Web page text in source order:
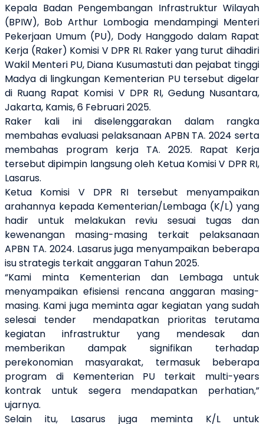
Kepala Badan Pengembangan Infrastruktur Wilayah
(BPIW), Bob Arthur Lombogia mendampingi Menteri
Pekerjaan Umum (PU), Dody Hanggodo dalam Rapat
Kerja (Raker) Komisi V DPR RI. Raker yang turut dihadiri
Wakil Menteri PU, Diana Kusumastuti dan pejabat tinggi
Madya di lingkungan Kementerian PU tersebut digelar
di Ruang Rapat Komisi V DPR RI, Gedung Nusantara,
Jakarta, Kamis, 6 Februari 2025.
Raker kali ini diselenggarakan dalam rangka
membahas evaluasi pelaksanaan APBN TA. 2024 serta
membahas program kerja TA. 2025. Rapat Kerja
tersebut dipimpin langsung oleh Ketua Komisi V DPR RI,
Lasarus.
Ketua Komisi V DPR RI tersebut menyampaikan
arahannya kepada Kementerian/Lembaga (K/L) yang
hadir untuk melakukan reviu sesuai tugas dan
kewenangan masing-masing terkait pelaksanaan
APBN TA. 2024. Lasarus juga menyampaikan beberapa
isu strategis terkait anggaran Tahun 2025.
“Kami minta Kementerian dan Lembaga untuk
menyampaikan efisiensi rencana anggaran masing-
masing. Kami juga meminta agar kegiatan yang sudah
selesai tender mendapatkan prioritas terutama
kegiatan infrastruktur yang mendesak dan
memberikan dampak signifikan terhadap
perekonomian masyarakat, termasuk beberapa
program di Kementerian PU terkait multi-years
kontrak untuk segera mendapatkan perhatian,”
ujarnya.
Selain itu, Lasarus juga meminta K/L untuk